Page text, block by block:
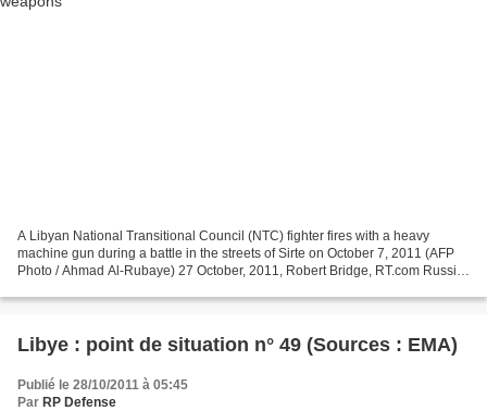
A Libyan National Transitional Council (NTC) fighter fires with a heavy
machine gun during a battle in the streets of Sirte on October 7, 2011 (AFP
Photo / Ahmad Al-Rubaye) 27 October, 2011, Robert Bridge, RT.com Russia
Libye : point de situation n° 49 (Sources : EMA)
Publié le 28/10/2011 à 05:45
Par RP Defense